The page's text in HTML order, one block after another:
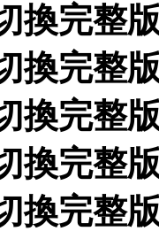
換完整
換完整
換完整
換完整
換完整